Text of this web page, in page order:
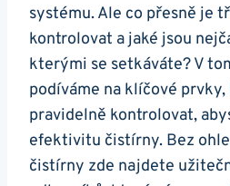
systému. Ale co přesně je
kontrolovat a jaké jsou
kterými se setkáváte? V
podíváme na klíčové
pravidelně kontrolovat,
efektivitu čistírny. Bez
čistírny zde najdete